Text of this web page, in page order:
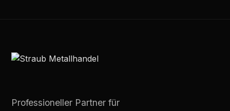
Professioneller Partner für